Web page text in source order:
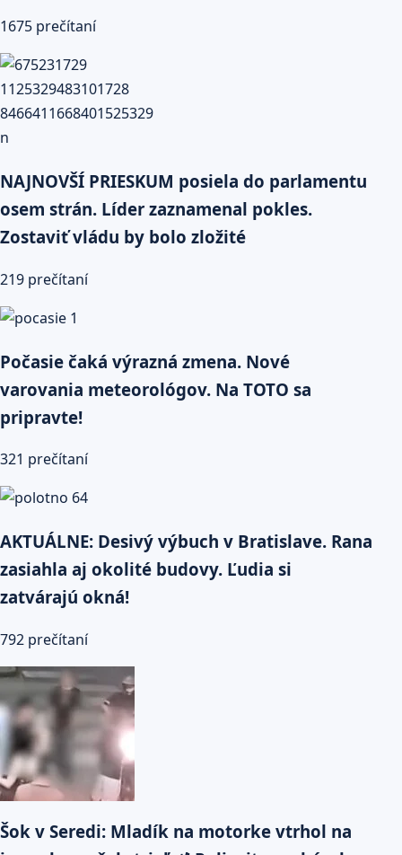
1675 prečítaní
NAJNOVŠÍ PRIESKUM posiela do parlamentu
osem strán. Líder zaznamenal pokles.
Zostaviť vládu by bolo zložité
219 prečítaní
Počasie čaká výrazná zmena. Nové
varovania meteorológov. Na TOTO sa
pripravte!
321 prečítaní
AKTUÁLNE: Desivý výbuch v Bratislave. Rana
zasiahla aj okolité budovy. Ľudia si
zatvárajú okná!
792 prečítaní
Šok v Seredi: Mladík na motorke vtrhol na